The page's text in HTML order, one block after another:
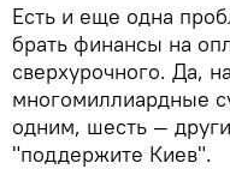
Есть и еще одна
брать финансы на
сверхурочного. Да,
многомиллиардные
одним, шесть —
"поддержите Киев".